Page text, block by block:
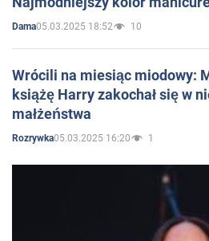
Dama05.03.2025 18:52 10
Wrócili na miesiąc miodowy:
książę Harry zakochał się w
małżeństwa
Rozrywka05.03.2025 16:20 1